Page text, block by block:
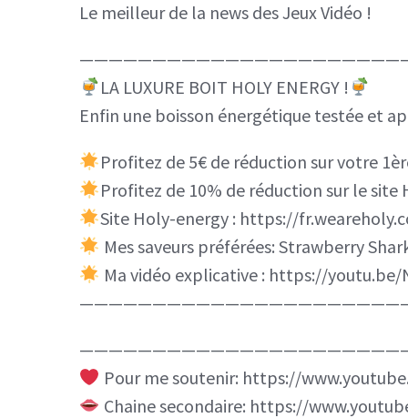
Le meilleur de la news des Jeux Vidéo !
LA LUXURE BOIT HOLY ENERGY !
Enfin une boisson énergétique testée et
Profitez de 5€ de réduction sur votre
Profitez de 10% de réduction sur le site
Site Holy-energy : https://
Mes saveurs préférées: Strawberry
Ma vidéo explicative : https://youtu.be/
Pour me soutenir: https://
Chaine secondaire: https://